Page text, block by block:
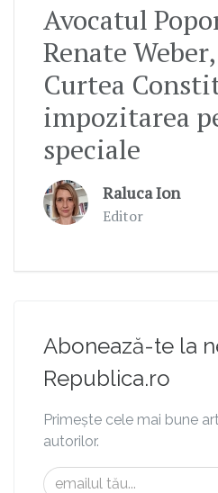
Avocatul
Renate
Curtea
impozitarea
speciale
Raluca Ion
Editor
Abonează-te la
Republica.ro
Primește cele mai bune
autorilor.